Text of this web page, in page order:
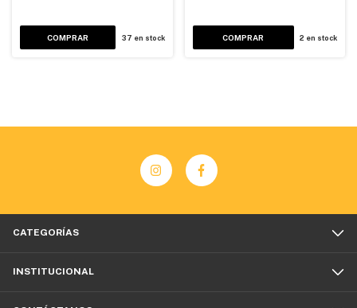
37 en stock 2 en stock
CATEGORÍAS
INSTITUCIONAL